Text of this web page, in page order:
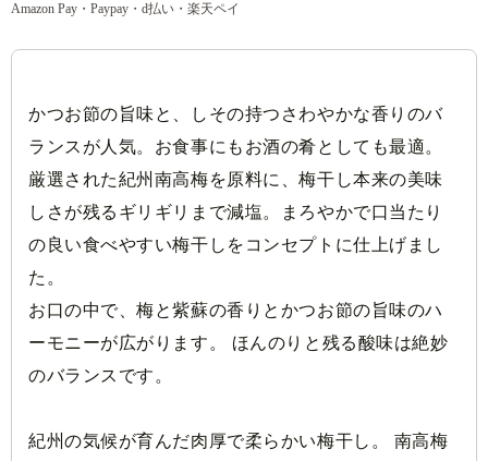
Amazon Pay・Paypay・d払い・楽天ペイ
かつお節の旨味と、しその持つさわやかな香りのバ
ランスが人気。お食事にもお酒の肴としても最適。
厳選された紀州南高梅を原料に、梅干し本来の美味
しさが残るギリギリまで減塩。まろやかで口当たり
の良い食べやすい梅干しをコンセプトに仕上げまし
た。
お口の中で、梅と紫蘇の香りとかつお節の旨味のハ
ーモニーが広がります。 ほんのりと残る酸味は絶妙
のバランスです。
紀州の気候が育んだ肉厚で柔らかい梅干し。 南高梅